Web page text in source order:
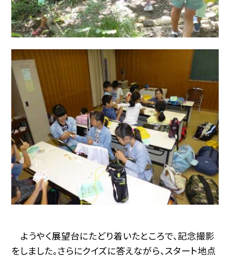
ようやく展望台にたどり着いたところで、記念撮影
をしました。さらにクイズに答えながら、スタート地点